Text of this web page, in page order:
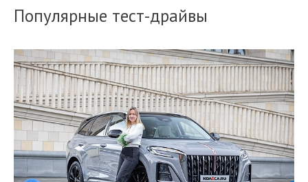
Популярные тест-драйвы